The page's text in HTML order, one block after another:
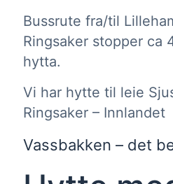
Bussrute fra/til
Ringsaker stopper ca
hytta.
Vi har hytte til leie
Ringsaker – Innlandet
Vassbakken – det